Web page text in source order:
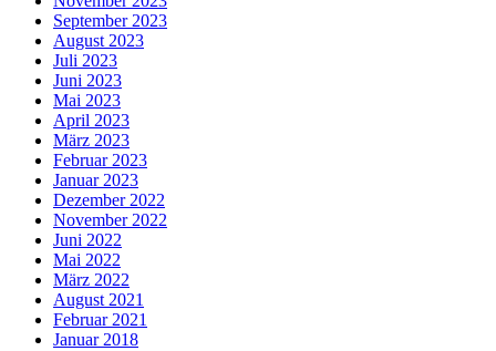
September 2023
August 2023
Juli 2023
Juni 2023
Mai 2023
April 2023
März 2023
Februar 2023
Januar 2023
Dezember 2022
November 2022
Juni 2022
Mai 2022
März 2022
August 2021
Februar 2021
Januar 2018